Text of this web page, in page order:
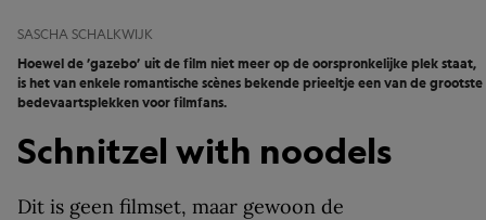
SASCHA SCHALKWIJK
Hoewel de ’gazebo’ uit de film niet meer op de oorspronkelijke plek staat,
is het van enkele romantische scènes bekende prieeltje een van de grootste
bedevaartsplekken voor filmfans.
Schnitzel with noodels
Dit is geen filmset, maar gewoon de